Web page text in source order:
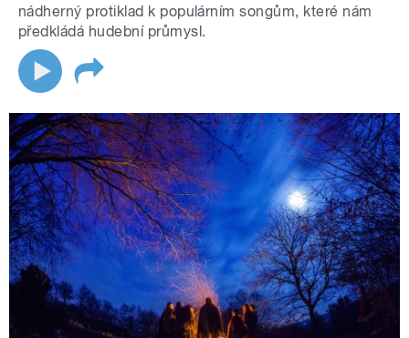
nádherný protiklad k populárním songům, které nám
předkládá hudební průmysl.